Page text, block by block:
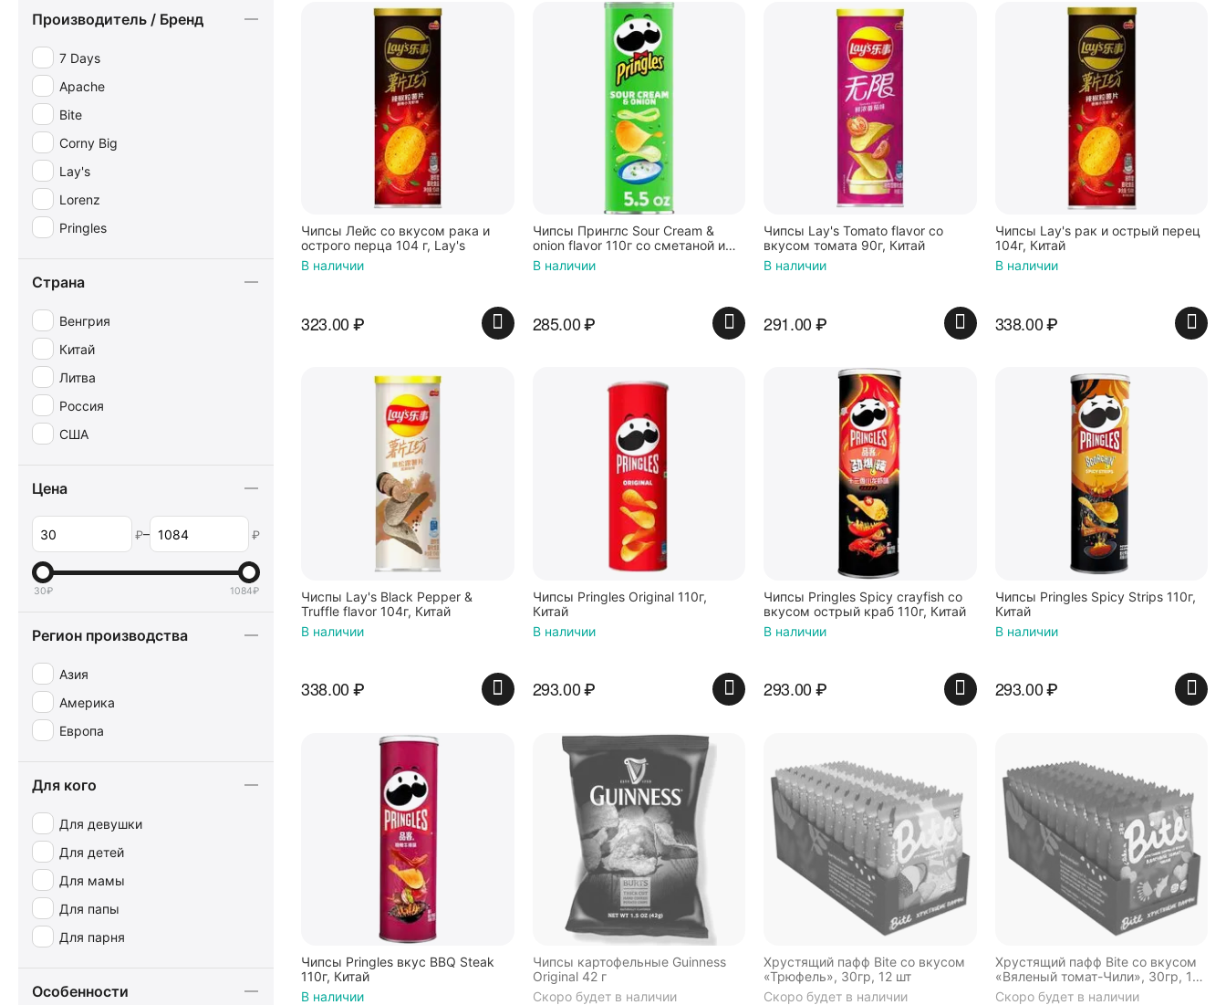
Чипсы Лейс со вкусом рака и
острого перца 104 г, Lay's
В наличии
323.00₽
Чипсы Принглс Sour Cream &
onion flavor 110г со сметаной и
луком, Pringles
В наличии
285.00₽
Чипсы Lay's Tomato flavor со
вкусом томата 90г, Китай
В наличии
291.00₽
Чипсы Lay's рак и острый перец
104г, Китай
В наличии
338.00₽
Чиспы Lay's Black Pepper &
Truffle flavor 104г, Китай
В наличии
338.00₽
Чипсы Pringles Original 110г,
Китай
В наличии
293.00₽
Чипсы Pringles Spicy crayfish со
вкусом острый краб 110г, Китай
В наличии
293.00₽
Чипсы Pringles Spicy Strips 110г,
Китай
В наличии
293.00₽
Чипсы Pringles вкус BBQ Steak
110г, Китай
В наличии
Чипсы картофельные Guinness
Original 42 г
Скоро будет в наличии
Хрустящий пафф Bite со вкусом
«Трюфель», 30гр, 12 шт
Скоро будет в наличии
Хрустящий пафф Bite со вкусом
«Вяленый томат-Чили», 30гр, 12
шт
Скоро будет в наличии
Производитель / Бренд
7 Days
Apache
Bite
Corny Big
Lay's
Lorenz
Pringles
Страна
Венгрия
Китай
Литва
Россия
США
Цена
₽– ₽
30₽ 1084₽
Регион производства
Азия
Америка
Европа
Для кого
Для девушки
Для детей
Для мамы
Для папы
Для парня
Особенности